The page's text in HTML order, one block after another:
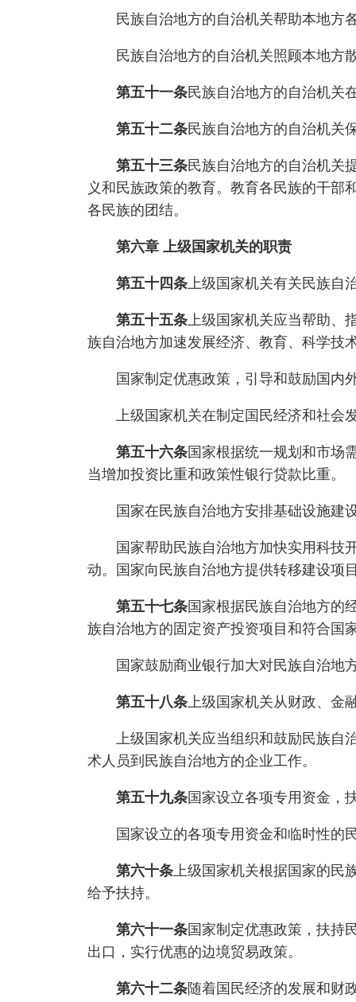
民族自治地方的自治机关帮助本地方
民族自治地方的自治机关照顾本地方
第五十一条民族自治地方的自治机关
第五十二条民族自治地方的自治机关
第五十三条民族自治地方的自治机关
义和民族政策的教育。教育各民族的干部
各民族的团结。
第六章 上级国家机关的职责
第五十四条上级国家机关有关民族自
第五十五条上级国家机关应当帮助、
族自治地方加速发展经济、教育、科学技
国家制定优惠政策，引导和鼓励国内
上级国家机关在制定国民经济和社会
第五十六条国家根据统一规划和市场
当增加投资比重和政策性银行贷款比重。
国家在民族自治地方安排基础设施建设
国家帮助民族自治地方加快实用科技开
动。国家向民族自治地方提供转移建设项
第五十七条国家根据民族自治地方的
族自治地方的固定资产投资项目和符合国
国家鼓励商业银行加大对民族自治地
第五十八条上级国家机关从财政、金
上级国家机关应当组织和鼓励民族自治
术人员到民族自治地方的企业工作。
第五十九条国家设立各项专用资金
国家设立的各项专用资金和临时性的民
第六十条上级国家机关根据国家的民
给予扶持。
第六十一条国家制定优惠政策，扶持
出口，实行优惠的边境贸易政策。
第六十二条随着国民经济的发展和财